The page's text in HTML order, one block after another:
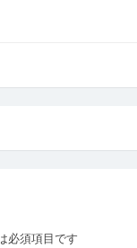
必須項目です